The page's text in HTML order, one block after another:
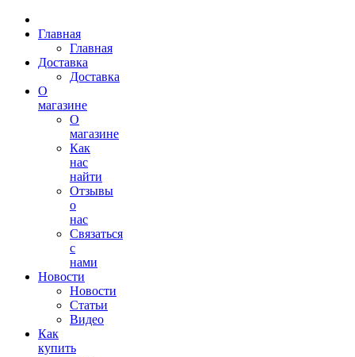
Главная
Главная
Доставка
Доставка
О
магазине
О
магазине
Как
нас
найти
Отзывы
о
нас
Связаться
с
нами
Новости
Новости
Статьи
Видео
Как
купить